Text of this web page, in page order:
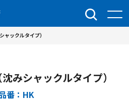
ャックルタイプ）
みシャックルタイプ）
番：HK